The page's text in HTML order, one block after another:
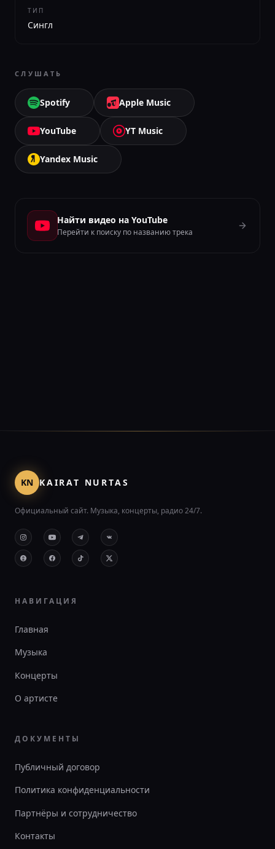
ТИП
Сингл
СЛУШАТЬ
Spotify Apple Music
YouTube YT Music
Yandex Music
Найти видео на YouTube
Перейти к поиску по названию трека
KN KAIRAT NURTAS
Официальный сайт. Музыка, концерты, радио 24/7.
НАВИГАЦИЯ
Главная
Музыка
Концерты
О артисте
ДОКУМЕНТЫ
Публичный договор
Политика конфиденциальности
Партнёры и сотрудничество
Контакты